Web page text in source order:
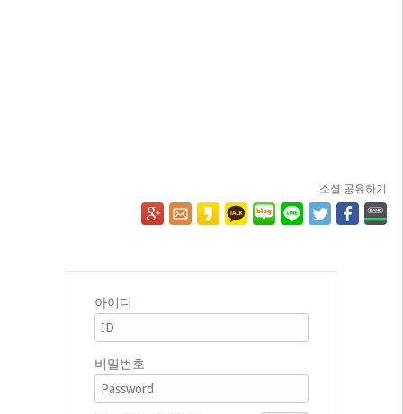
소셜 공유하기
아이디
비밀번호